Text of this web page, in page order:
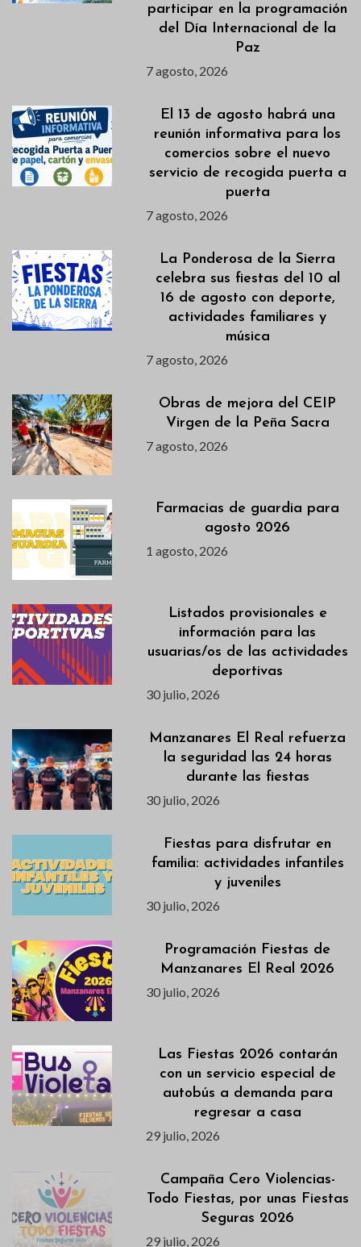
participar en la programación
del Día Internacional de la
Paz
7 agosto, 2026
El 13 de agosto habrá una
reunión informativa para los
comercios sobre el nuevo
servicio de recogida puerta a
puerta
7 agosto, 2026
La Ponderosa de la Sierra
celebra sus fiestas del 10 al
16 de agosto con deporte,
actividades familiares y
música
7 agosto, 2026
Obras de mejora del CEIP
Virgen de la Peña Sacra
7 agosto, 2026
Farmacias de guardia para
agosto 2026
1 agosto, 2026
Listados provisionales e
información para las
usuarias/os de las actividades
deportivas
30 julio, 2026
Manzanares El Real refuerza
la seguridad las 24 horas
durante las fiestas
30 julio, 2026
Fiestas para disfrutar en
familia: actividades infantiles
y juveniles
30 julio, 2026
Programación Fiestas de
Manzanares El Real 2026
30 julio, 2026
Las Fiestas 2026 contarán
con un servicio especial de
autobús a demanda para
regresar a casa
29 julio, 2026
Campaña Cero Violencias-
Todo Fiestas, por unas Fiestas
Seguras 2026
29 julio, 2026